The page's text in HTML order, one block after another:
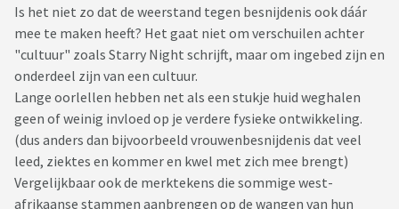
Is het niet zo dat de weerstand tegen besnijdenis ook dáár
mee te maken heeft? Het gaat niet om verschuilen achter
"cultuur" zoals Starry Night schrijft, maar om ingebed zijn en
onderdeel zijn van een cultuur.
Lange oorlellen hebben net als een stukje huid weghalen
geen of weinig invloed op je verdere fysieke ontwikkeling.
(dus anders dan bijvoorbeeld vrouwenbesnijdenis dat veel
leed, ziektes en kommer en kwel met zich mee brengt)
Vergelijkbaar ook de merktekens die sommige west-
afrikaanse stammen aanbrengen op de wangen van hun